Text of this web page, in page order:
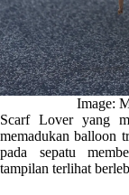
Image:
Scarf Lover yang
memadukan balloon
pada sepatu
tampilan terlihat